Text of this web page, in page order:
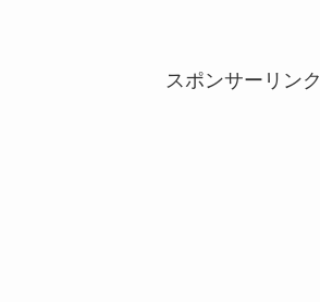
スポンサーリンク